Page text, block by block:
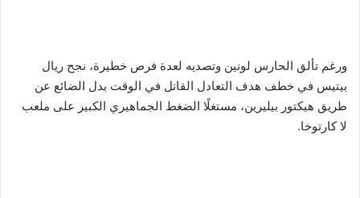
ورغم تألق الحارس لونين وتصديه لعدة فرص خطيرة، نجح ريال
بيتيس في خطف هدف التعادل القاتل في الوقت بدل الضائع عن
طريق هيكتور بيليرين، مستغلًا الضغط الجماهيري الكبير على ملعب
لا كارتوخا.